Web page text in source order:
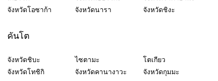
จังหวัดโอซาก้า
จังหวัดนารา จังหวัดชิงะ
คันโต
จังหวัดชิบะ ไซตามะ
โตเกียว
จังหวัดโทชิกิ
จังหวัดคานางาวะ
จังหวัดกุมมะ